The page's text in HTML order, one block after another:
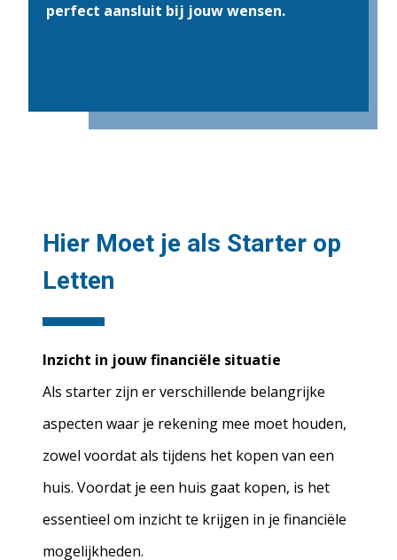
perfect aansluit bij jouw wensen.
Hier Moet je als Starter op
Letten
Inzicht in jouw financiële situatie
Als starter zijn er verschillende belangrijke
aspecten waar je rekening mee moet houden,
zowel voordat als tijdens het kopen van een
huis. Voordat je een huis gaat kopen, is het
essentieel om inzicht te krijgen in je financiële
mogelijkheden.